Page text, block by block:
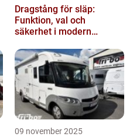
Dragstång för släp:
Funktion, val och
säkerhet i modern
09 november 2025